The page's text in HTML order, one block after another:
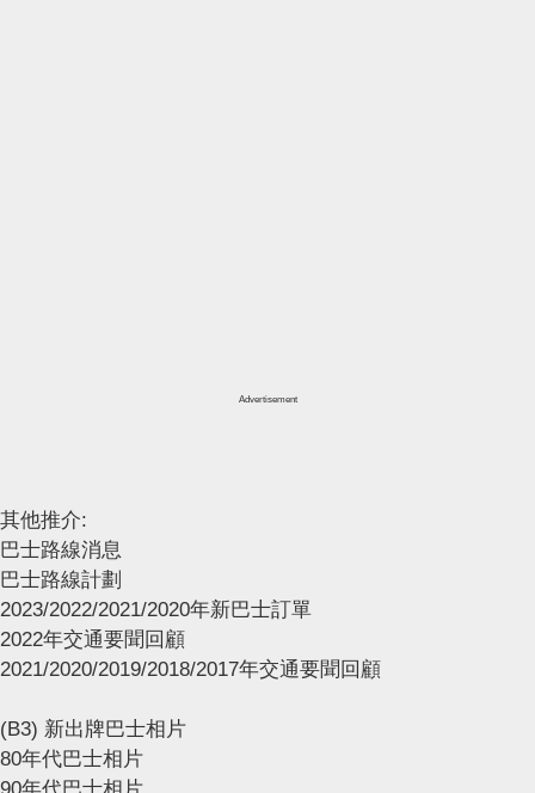
Advertisement
其他推介:
巴士路線消息
巴士路線計劃
2023/2022/2021/2020年新巴士訂單
2022年交通要聞回顧
2021/2020/2019/2018/2017年交通要聞回顧
(B3) 新出牌巴士相片
80年代巴士相片
90年代巴士相片